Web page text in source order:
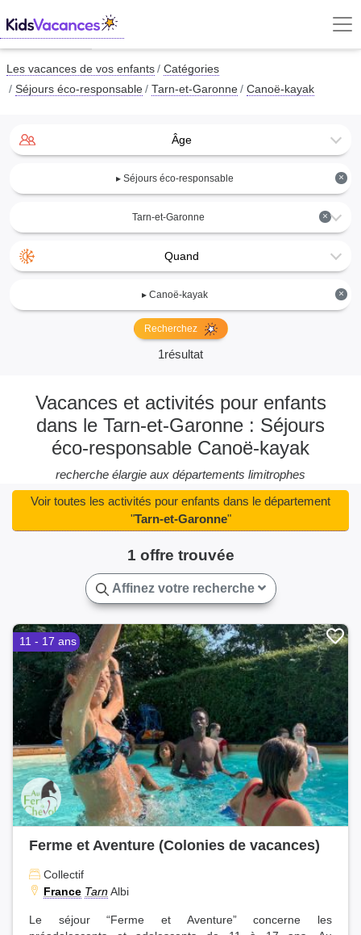
Les vacances de vos enfants
Catégories
Séjours éco-responsable
Tarn-et-Garonne Canoë-kayak
Âge
×
▸ Séjours éco-responsable
×
Tarn-et-Garonne
Quand
×
▸ Canoë-kayak
Recherchez
1résultat
Vacances et activités pour enfants
dans le Tarn-et-Garonne : Séjours
éco-responsable Canoë-kayak
recherche élargie aux départements limitrophes
1 offre trouvée
Voir toutes les activités pour enfants dans le département
"Tarn-et-Garonne"
Affinez votre recherche
11 - 17 ans
Ferme et Aventure (Colonies de vacances)
Collectif
France TarnAlbi
Le séjour “Ferme et Aventure” concerne les